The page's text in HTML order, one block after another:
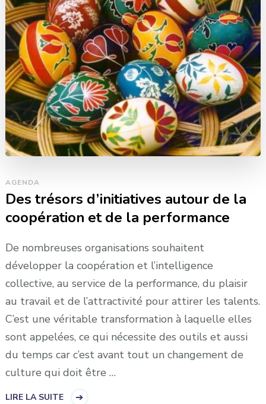
AGENDA
Des trésors d’initiatives autour de la
coopération et de la performance
De nombreuses organisations souhaitent
développer la coopération et l’intelligence
collective, au service de la performance, du plaisir
au travail et de l’attractivité pour attirer les talents.
C’est une véritable transformation à laquelle elles
sont appelées, ce qui nécessite des outils et aussi
du temps car c’est avant tout un changement de
culture qui doit être …
LIRE LA SUITE